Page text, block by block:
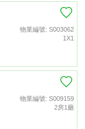
物業編號: S003062
1X1
物業編號: S009159
2房1廳